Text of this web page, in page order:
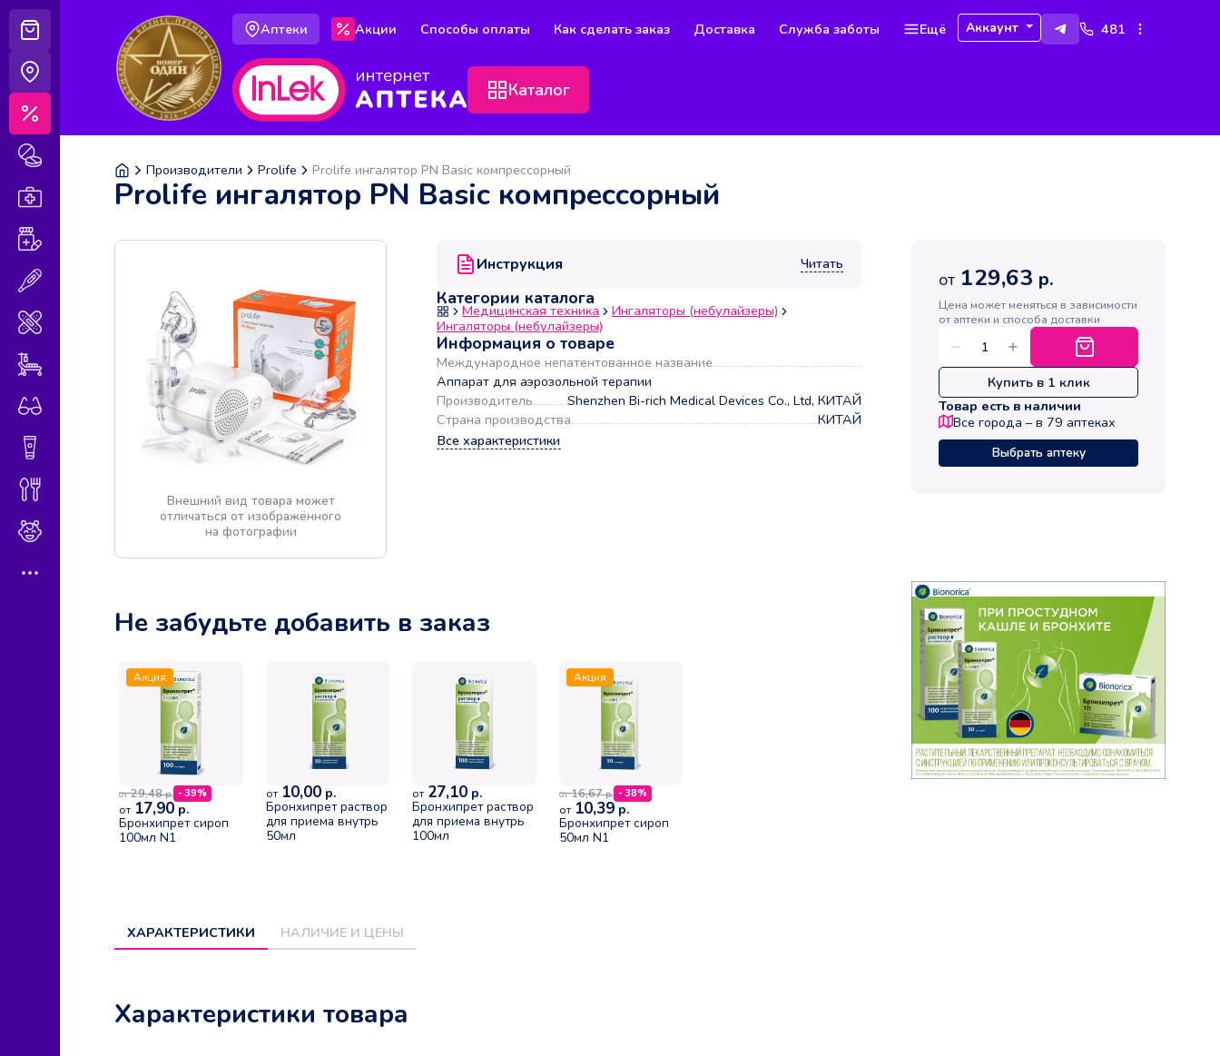
Витамины и БАДы
Медицинские изделия
Уход за больными
Гигиена и косметика
Аптеки Акции Способы оплаты Как сделать заказ Доставка Служба заботы Ещё Аккаунт 481
Каталог
Производители Prolife Prolife ингалятор PN Basic компрессорный
Prolife ингалятор PN Basic компрессорный
Внешний вид товара может
отличаться от изображённого
на фотографии
Инструкция Читать
Категории каталога
Медицинская техника
Ингаляторы (небулайзеры)
Ингаляторы (небулайзеры)
Информация о товаре
Международное непатентованное название
Аппарат для аэрозольной терапии
Производитель
Shenzhen Bi-rich Medical Devices Co., Ltd, КИТАЙ
Страна производства
КИТАЙ
Все характеристики
Не забудьте добавить в заказ
Акция
от 29,48р. - 39%
от 17,90 р.
Бронхипрет сироп
100мл N1
от 10,00р.
Бронхипрет раствор
для приема внутрь
50мл
от 27,10 р.
Бронхипрет раствор
для приема внутрь
100мл
Акция
от 16,67р. - 38%
от 10,39р.
Бронхипрет сироп
50мл N1
ХАРАКТЕРИСТИКИ НАЛИЧИЕ И ЦЕНЫ
Характеристики товара
от 129,63 р.
Цена может меняться в зависимости
от аптеки и способа доставки
Купить в 1 клик
Товар есть в наличии
Все города – в 79 аптеках
Выбрать аптеку